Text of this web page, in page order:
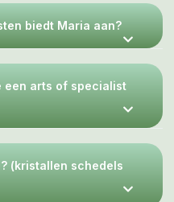
biedt Maria aan?
een arts of specialist
(kristallen schedels